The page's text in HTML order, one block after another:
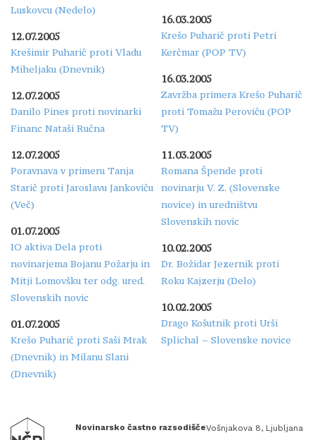
Luskovcu (Nedelo)
12.07.2005
Krešimir Puharič proti Vladu
Miheljaku (Dnevnik)
12.07.2005
Danilo Pines proti novinarki
Financ Nataši Ručna
12.07.2005
Poravnava v primeru Tanja
Starič proti Jaroslavu Jankoviču
(Več)
01.07.2005
IO aktiva Dela proti
novinarjema Bojanu Požarju in
Mitji Lomovšku ter odg. ured.
Slovenskih novic
01.07.2005
Krešo Puharič proti Saši Mrak
(Dnevnik) in Milanu Slani
(Dnevnik)
16.03.2005
Krešo Puharič proti Petri
Kerčmar (POP TV)
16.03.2005
Zavržba primera Krešo Puharič
proti Tomažu Peroviču (POP
TV)
11.03.2005
Romana Špende proti
novinarju V. Z. (Slovenske
novice) in uredništvu
Slovenskih novic
10.02.2005
Dr. Božidar Jezernik proti
Roku Kajzerju (Delo)
10.02.2005
Drago Košutnik proti Urši
Splichal – Slovenske novice
Novinarsko častno razsodiščeVošnjakova 8, Ljubljana